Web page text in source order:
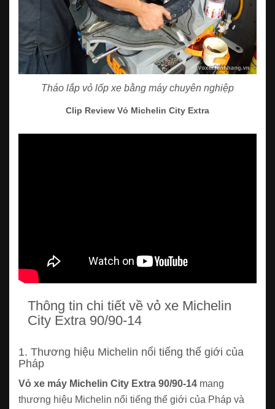
Tháo lắp vỏ lốp xe bằng máy chuyên nghiệp
Clip Review Vỏ Michelin City Extra
Thông tin chi tiết về vỏ xe Michelin
City Extra 90/90-14
1. Thương hiệu Michelin nổi tiếng thế giới của
Pháp
Vỏ xe máy Michelin City Extra 90/90-14 mang
thương hiệu Michelin nổi tiếng thế giới của Pháp và